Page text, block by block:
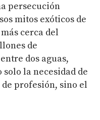
persecución
mitos exóticos de
cerca del
de
dos aguas,
solo la necesidad de
profesión, sino el